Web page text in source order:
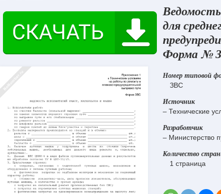
для
Форма №
Номер типовой
ЗВС
Источник
– Технические
Разработчик
– Министерство
Количество
1 страница